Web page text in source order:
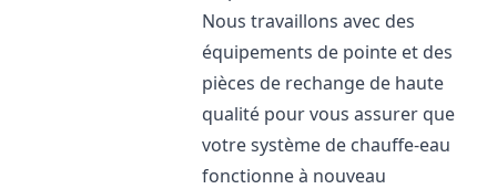
Nous travaillons avec des
équipements de pointe et des
pièces de rechange de haute
qualité pour vous assurer que
votre système de chauffe-eau
fonctionne à nouveau